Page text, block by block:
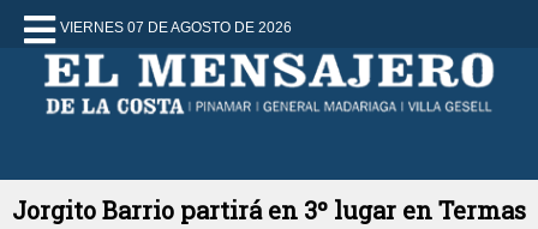
VIERNES 07 DE AGOSTO DE 2026
Jorgito Barrio partirá en 3º lugar en Termas